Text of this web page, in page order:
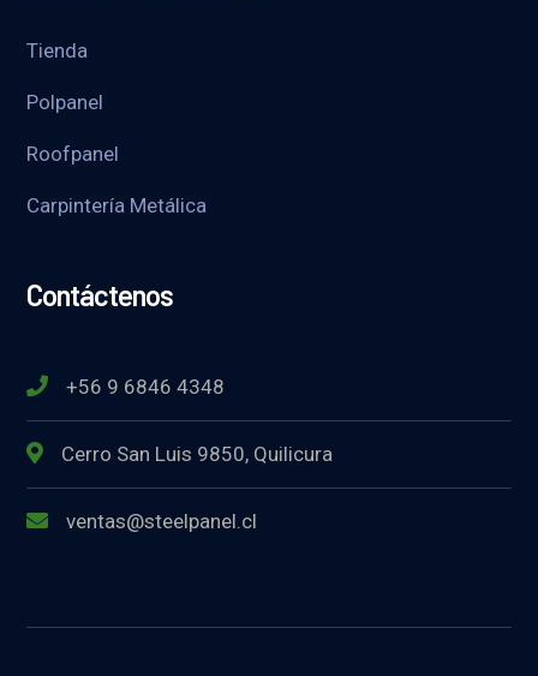
Tienda
Polpanel
Roofpanel
Carpintería Metálica
Contáctenos
+56 9 6846 4348
Cerro San Luis 9850, Quilicura
ventas@steelpanel.cl